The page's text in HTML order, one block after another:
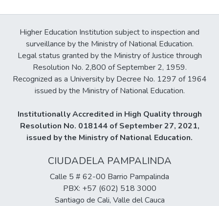
Higher Education Institution subject to inspection and
surveillance by the Ministry of National Education.
Legal status granted by the Ministry of Justice through
Resolution No. 2,800 of September 2, 1959.
Recognized as a University by Decree No. 1297 of 1964
issued by the Ministry of National Education.
Institutionally Accredited in High Quality through
Resolution No. 018144 of September 27, 2021,
issued by the Ministry of National Education.
CIUDADELA PAMPALINDA
Calle 5 # 62-00 Barrio Pampalinda
PBX: +57 (602) 518 3000
Santiago de Cali, Valle del Cauca